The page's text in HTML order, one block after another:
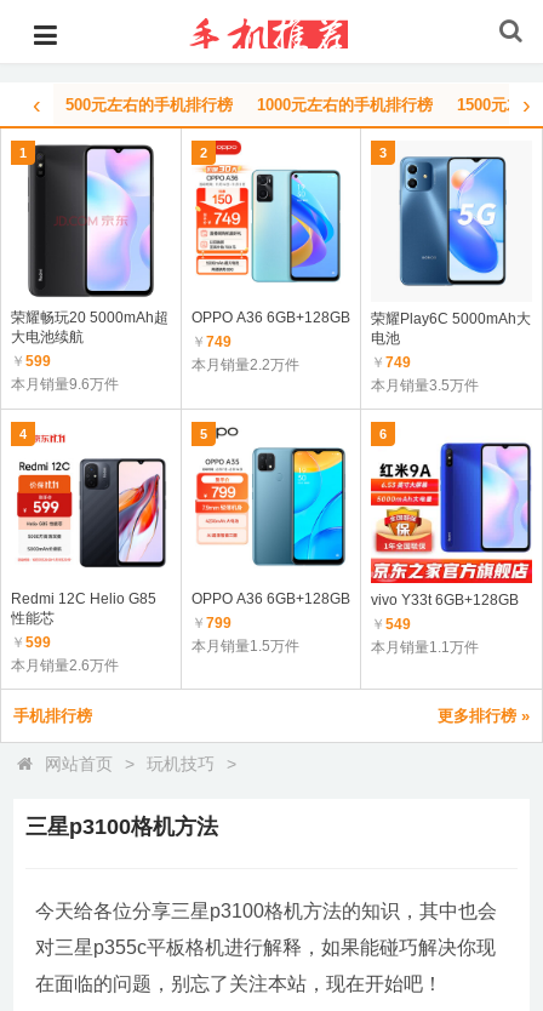
‹ 500元左右的手机排行榜 1000元左右的手机排行榜 1500元左›
1
荣耀畅玩20 5000mAh超
大电池续航
￥ 599
本月销量9.6万件
2
OPPO A36 6GB+128GB
￥ 749
本月销量2.2万件
3
荣耀Play6C 5000mAh大
电池
￥749
本月销量3.5万件
4
Redmi 12C Helio G85
性能芯
￥ 599
本月销量2.6万件
5
OPPO A36 6GB+128GB
￥ 799
本月销量1.5万件
6
vivo Y33t 6GB+128GB
￥549
本月销量1.1万件
手机排行榜 更多排行榜 »
网站首页 > 玩机技巧 >
三星p3100格机方法
今天给各位分享三星p3100格机方法的知识，其中也会
对三星p355c平板格机进行解释，如果能碰巧解决你现
在面临的问题，别忘了关注本站，现在开始吧！